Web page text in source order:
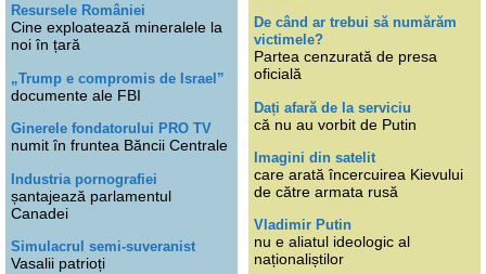
Resursele României
Cine exploatează mineralele la
noi în țară
„Trump e compromis de Israel”
documente ale FBI
Ginerele fondatorului PRO TV
numit în fruntea Băncii Centrale
Industria pornografiei
șantajează parlamentul
Canadei
Simulacrul semi-suveranist
Vasalii patrioți
De când ar trebui să numărăm
victimele?
Partea cenzurată de presa
oficială
Dați afară de la serviciu
că nu au vorbit de Putin
Imagini din satelit
care arată încercuirea Kievului
de către armata rusă
Vladimir Putin
nu e aliatul ideologic al
naționaliștilor